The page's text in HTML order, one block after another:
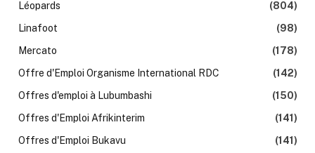
Léopards
(804)
Linafoot
(98)
Mercato
(178)
Offre d'Emploi Organisme International RDC
(142)
Offres d'emploi à Lubumbashi
(150)
Offres d'Emploi Afrikinterim
(141)
Offres d'Emploi Bukavu
(141)